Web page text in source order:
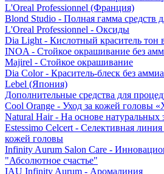
L'Oreal Professionnel (Франция)
Blond Studio - Полная гамма средств
L'Oreal Professionnel - Оксиды
Dia Light - Кислотный краситель тон
INOA - Стойкое окрашивание без
Majirel - Стойкое окрашивание
Dia Color - Краситель-блеск без
Lebel (Япония)
Дополнительные средства для
Cool Orange - Уход за кожей головы
Natural Hair - На основе натуральных
Estessimo Celcert - Селективная
кожей головы
Infinity Aurum Salon Care -
"Абсолютное счастье"
IAU Infinity Aurum - Аромалиния